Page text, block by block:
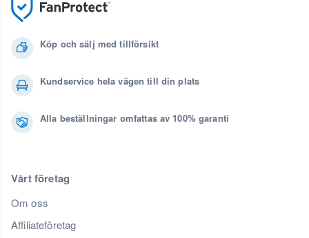
Köp och sälj med tillförsikt
Kundservice hela vägen till din plats
Alla beställningar omfattas av 100% garanti
Vårt företag
Om oss
Affiliateföretag